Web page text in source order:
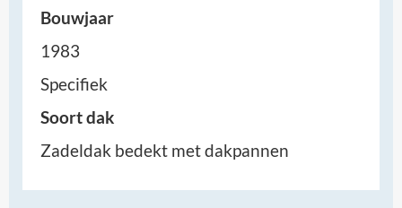
Bouwjaar
1983
Specifiek
Soort dak
Zadeldak bedekt met dakpannen